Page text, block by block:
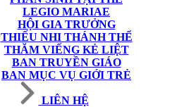
LEGIO MARIAE
HỘI GIA TRƯỞNG
THIẾU NHI THÁNH THỂ
THĂM VIẾNG KẺ LIỆT
BAN TRUYỀN GIÁO
BAN MỤC VỤ GIỚI TRẺ
LIÊN HỆ